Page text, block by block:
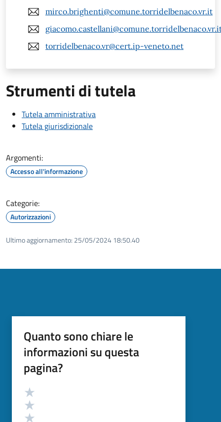
mirco.brighenti@comune.torridelbenaco.vr.it
torridelbenaco.vr@cert.ip-veneto.net
Strumenti di tutela
Tutela amministrativa
Tutela giurisdizionale
Argomenti:
Accesso all'informazione
Categorie:
Autorizzazioni
Ultimo aggiornamento: 25/05/2024 18:50.40
Quanto sono chiare le
informazioni su questa
pagina?
Valutazione